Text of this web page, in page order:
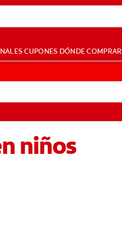
CUPONES DÓNDE COMPRAR
niños